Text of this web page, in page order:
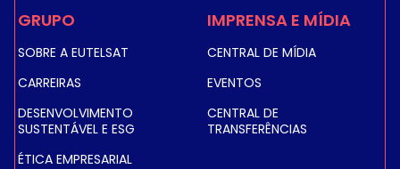
GRUPO
SOBRE A EUTELSAT
CARREIRAS
DESENVOLVIMENTO
SUSTENTÁVEL E ESG
ÉTICA EMPRESARIAL
IMPRENSA E MÍDIA
CENTRAL DE MÍDIA
EVENTOS
CENTRAL DE
TRANSFERÊNCIAS